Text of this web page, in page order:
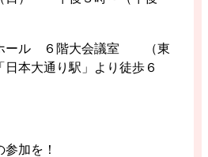
ホール ６階大会議室 （東
本大通り駅」より徒歩６
加を！